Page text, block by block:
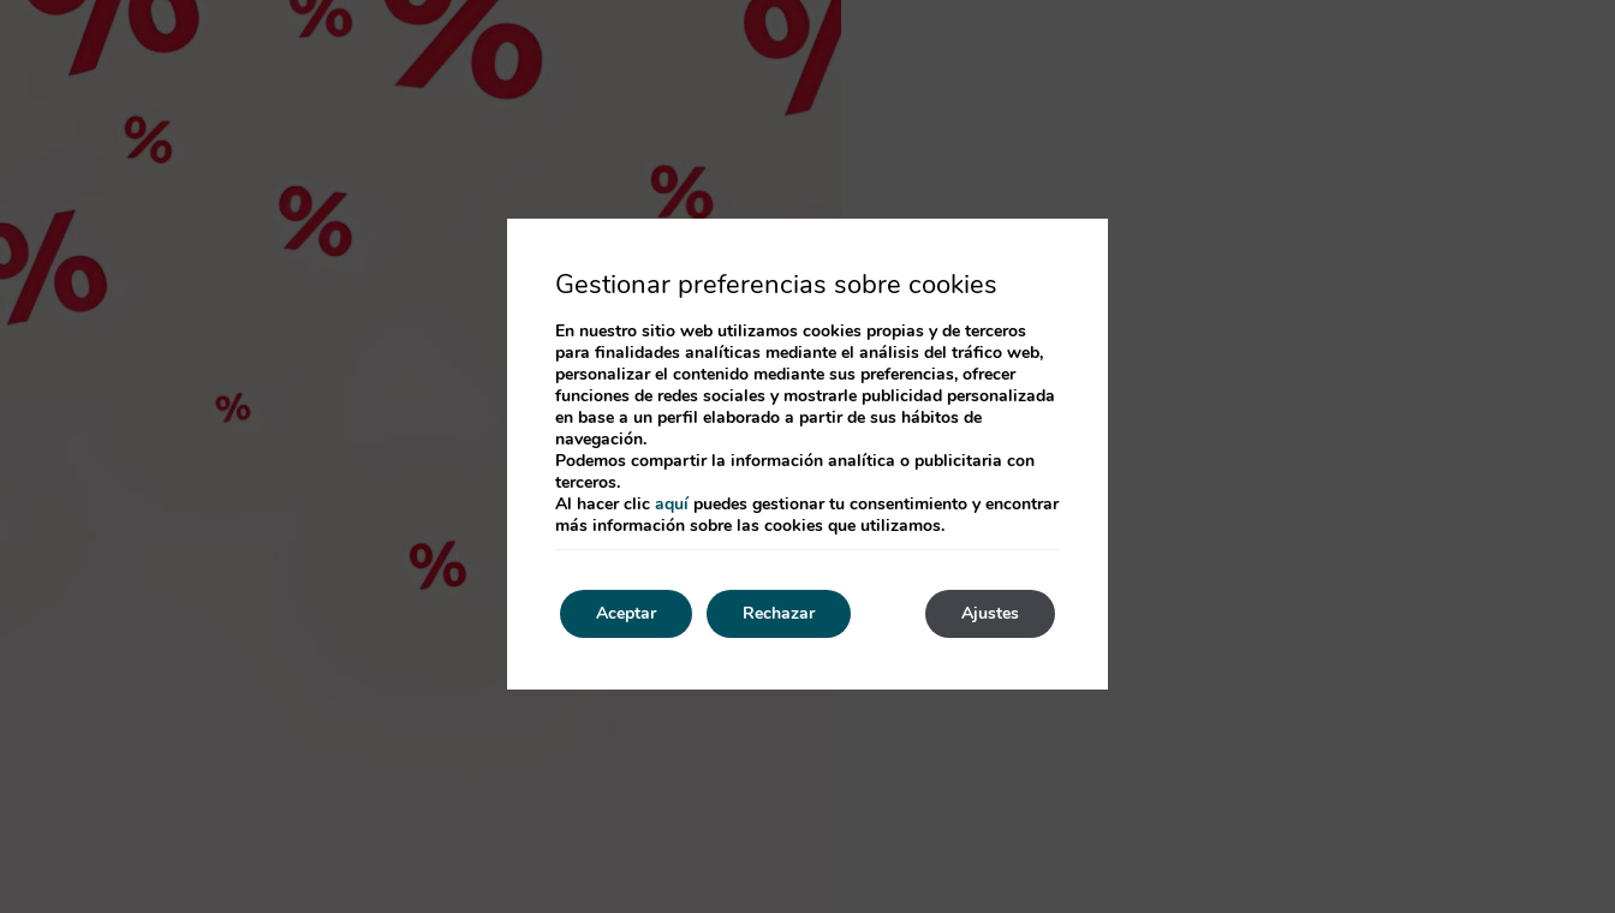
Gestionar preferencias sobre cookies
En nuestro sitio web utilizamos cookies propias y de terceros
para finalidades analíticas mediante el análisis del tráfico web,
personalizar el contenido mediante sus preferencias, ofrecer
funciones de redes sociales y mostrarle publicidad personalizada
en base a un perfil elaborado a partir de sus hábitos de
navegación.
Podemos compartir la información analítica o publicitaria con
terceros.
Al hacer clic aquípuedes gestionar tu consentimiento y encontrar
más información sobre las cookies que utilizamos.
Aceptar Ajustes
Rechazar